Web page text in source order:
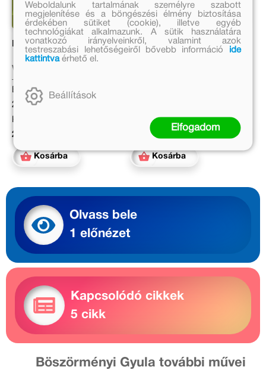
Éljen a saját dzsungel!
Várfalvy Emőke
Eredeti ár:
2 999 Ft
Kötött ár:
2 699 Ft
Kosárba
Mi ketten
Online ár:
4 099 Ft
Kosárba
Olvass bele
1 előnézet
Kapcsolódó cikkek
5 cikk
Böszörményi Gyula további művei
Weboldalunk tartalmának személyre szabott
megjelenítése és a böngészési élmény biztosítása
érdekében sütiket (cookie), illetve egyéb
technológiákat alkalmazunk. A sütik használatára
vonatkozó irányelveinkről, valamint azok
testreszabási lehetőségeiről bővebb információ
ide
kattintvaérhető el.
Beállítások
Elfogadom